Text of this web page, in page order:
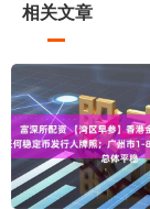
相关文章